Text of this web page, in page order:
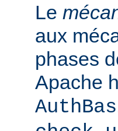
Le
aux
phases
Apache